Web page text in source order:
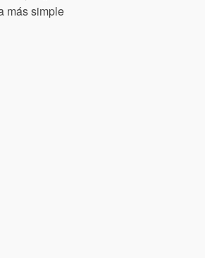
más simple